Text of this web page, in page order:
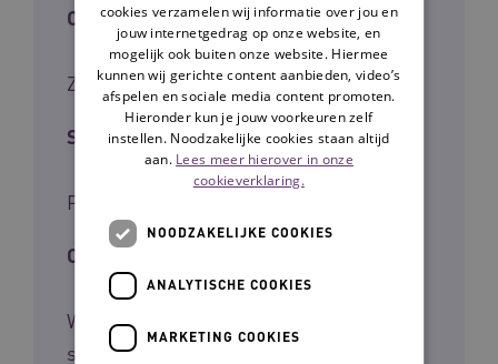
Cliëntgroep
Zorggebruikers
Soort kennis
Praktijk
Ontwikkelaar
Waardigheid en trots voor de toekomst,
samen met Vliegwiel.
cookies verzamelen wij informatie over jou en
jouw internetgedrag op onze website, en
mogelijk ook buiten onze website. Hiermee
kunnen wij gerichte content aanbieden, video’s
afspelen en sociale media content promoten.
Hieronder kun je jouw voorkeuren zelf
instellen. Noodzakelijke cookies staan altijd
aan. Lees meer hierover in onze
cookieverklaring.
NOODZAKELIJKE COOKIES
ANALYTISCHE COOKIES
MARKETING COOKIES